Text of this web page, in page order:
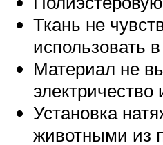
Ткань не
использовать
Материал не
Установка
животными из